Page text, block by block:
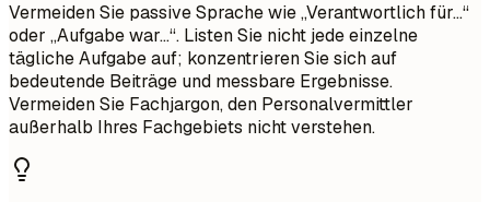
Vermeiden Sie passive Sprache wie „Verantwortlich für…“
oder „Aufgabe war…“. Listen Sie nicht jede einzelne
tägliche Aufgabe auf; konzentrieren Sie sich auf
bedeutende Beiträge und messbare Ergebnisse.
Vermeiden Sie Fachjargon, den Personalvermittler
außerhalb Ihres Fachgebiets nicht verstehen.